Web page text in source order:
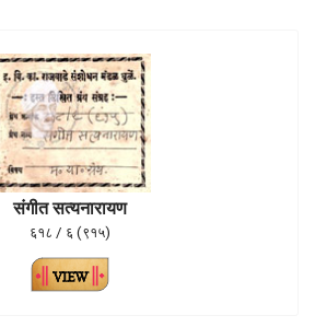
संगीत सत्यनारायण
६१८ / ६ (९१५)